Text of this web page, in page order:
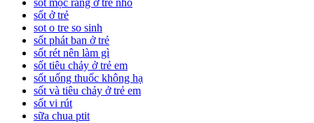
sốt ở trẻ
sot o tre so sinh
sốt phát ban ở trẻ
sốt rét nên làm gì
sốt tiêu chảy ở trẻ em
sốt uống thuốc không hạ
sốt và tiêu chảy ở trẻ em
sốt vi rút
sữa chua ptit